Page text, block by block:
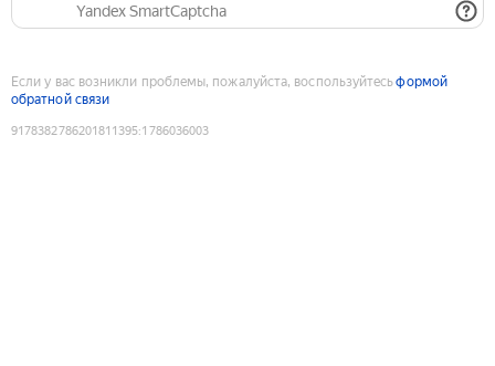
Yandex SmartCaptcha
Если у вас возникли проблемы, пожалуйста, воспользуйтесьформой
обратной связи
9178382786201811395:1786036003